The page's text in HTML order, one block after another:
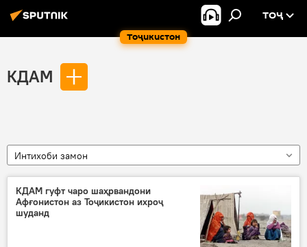
Тоҷикистон
ТОҶ
КДАМ
Интихоби замон
КДАМ гуфт чаро шаҳрвандони
Афғонистон аз Тоҷикистон ихроҷ
шуданд